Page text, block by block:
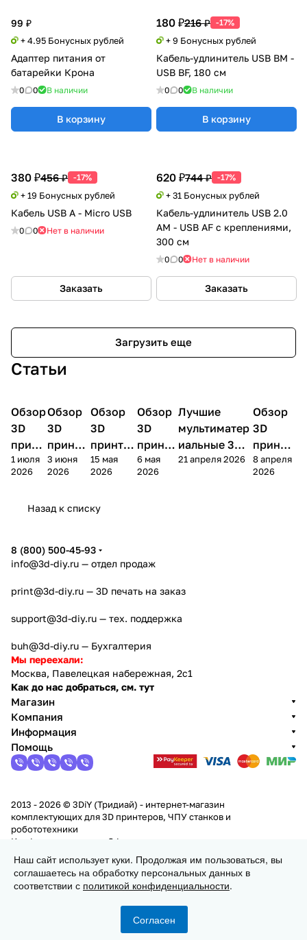
99 ₽
+ 4.95 Бонусных рублей
Адаптер питания от
батарейки Крона
0 0 В наличии
В корзину
180 ₽216 ₽ -17%
+ 9 Бонусных рублей
Кабель-удлинитель USB BM -
USB BF, 180 см
0 0 В наличии
В корзину
380 ₽456 ₽ -17%
+ 19 Бонусных рублей
Кабель USB A - Micro USB
0 0 Нет в наличии
Заказать
620 ₽744 ₽ -17%
+ 31 Бонусных рублей
Кабель-удлинитель USB 2.0
AM - USB AF с креплениями,
300 см
0 0 Нет в наличии
Заказать
Загрузить еще
Статьи
3D
принтеры
Обзор
3D
принт
ера
Bamb
1 июля
2026
3D
принтеры
Обзор
3D
принте
ра
Anycubi
4
3 июня
2026
3D
принтеры
Обзор
3D
принтер
а
FlashFo
Creator
15 мая
2026
3D
принтеры
Обзор
3D
принте
ра
Bambu
6 мая
2026
3D принтеры
Лучшие
мультиматер
иальные 3D
принтеры на
21 апреля 2026
3D
Обзор
3D
принте
ра
FlashF
8 апреля
2026
Назад к списку
Заказать
Корзина Избранные
8 (800) 500-45-93
info@3d-diy.ru — отдел продаж
print@3d-diy.ru — 3D печать на заказ
support@3d-diy.ru — тех. поддержка
buh@3d-diy.ru — Бухгалтерия
Мы переехали:
Москва, Павелецкая набережная, 2с1
Как до нас добраться, см. тут
Магазин
Компания
Информация
Помощь
2013 - 2026 © 3DiY (Тридиай) - интернет-магазин
комплектующих для 3D принтеров, ЧПУ станков и
робототехники
Конфиденциальность
Оферта
Наш сайт использует куки. Продолжая им пользоваться, вы
соглашаетесь на обработку персональных данных в
соответствии с политикой конфиденциальности.
Согласен